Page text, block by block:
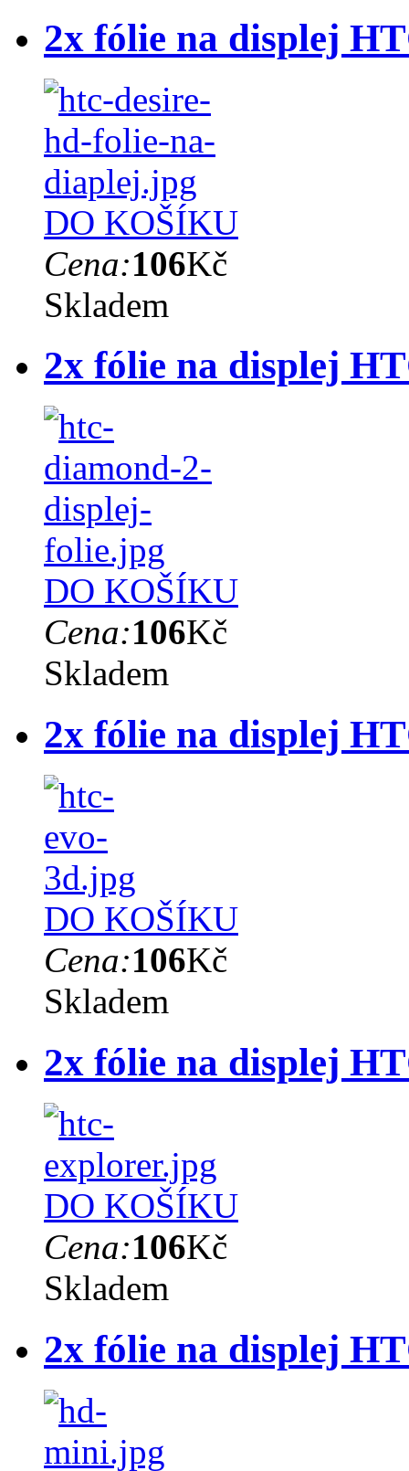
2x fólie na displej
DO KOŠÍKU
Cena:106Kč
Skladem
2x fólie na displej
DO KOŠÍKU
Cena:106Kč
Skladem
2x fólie na displej
DO KOŠÍKU
Cena:106Kč
Skladem
2x fólie na displej
DO KOŠÍKU
Cena:106Kč
Skladem
2x fólie na displej